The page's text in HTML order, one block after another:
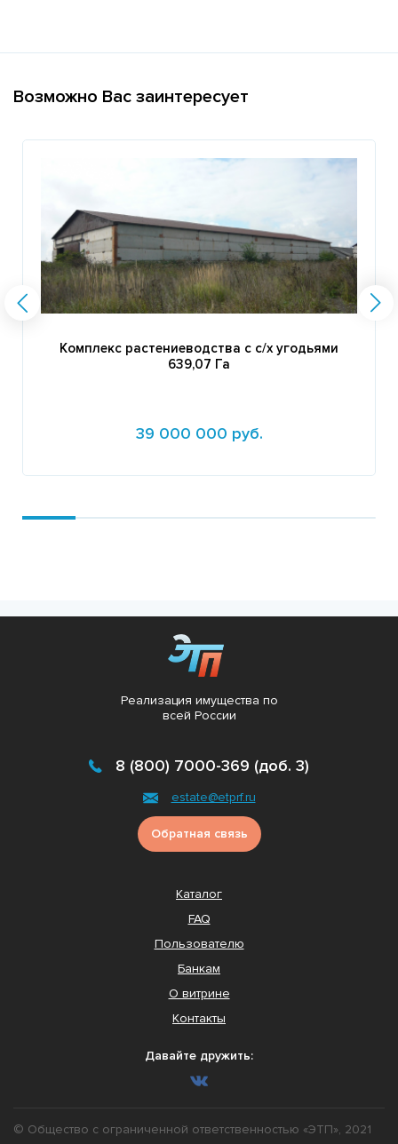
Возможно Вас заинтересует
Комплекс растениеводства с с/х угодьями
639,07 Га
39 000 000 руб.
Реализация имущества по
всей России
8 (800) 7000-369 (доб. 3)
estate@etprf.ru
Обратная связь
Каталог
FAQ
Пользователю
Банкам
О витрине
Контакты
Давайте дружить:
© Общество с ограниченной ответственностью «ЭТП», 2021